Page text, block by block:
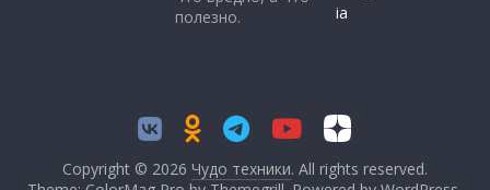
полезно.
ia
Copyright © 2026 Чудо техники. All rights reserved.